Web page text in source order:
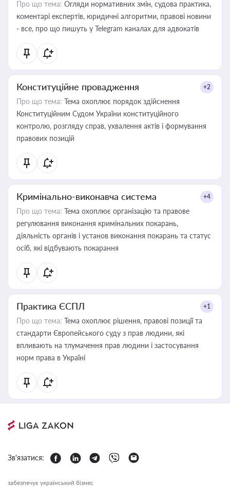
Про що тема: Огляди нормативних змін, судова практика,
коментарі експертів, юридичні алгоритми, правові новини
- все, про що пишуть у Telegram каналах для адвокатів
Конституційне провадження +2
Про що тема: Тема охоплює порядок здійснення
Конституційним Судом України конституційного
контролю, розгляду справ, ухвалення актів і формування
правових позицій
Кримінально-виконавча система +4
Про що тема: Тема охоплює організацію та правове
регулювання виконання кримінальних покарань,
діяльність органів і установ виконання покарань та статус
осіб, які відбувають покарання
Практика ЄСПЛ +1
Про що тема: Тема охоплює рішення, правові позиції та
стандарти Європейського суду з прав людини, які
впливають на тлумачення прав людини і застосування
норм права в Україні
Зв'язатися:
забезпечує український бізнес